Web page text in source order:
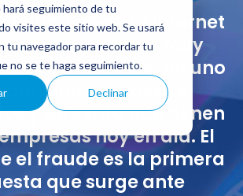
hará seguimiento de tu
visites este sitio web. Se usará
tu navegador para recordar tu
no se te haga seguimiento.
Declinar
última década Internet
una evolución muy
convirtiéndose en uno
principales canales
y de venta que tienen
hoy en día. El
el fraude es la primera
que surge ante